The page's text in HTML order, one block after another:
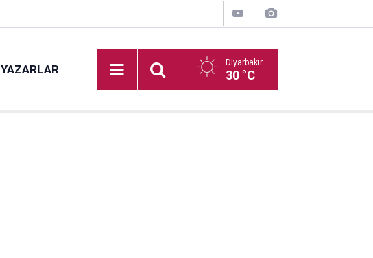
YAZARLAR Diyarbakır
30 °C